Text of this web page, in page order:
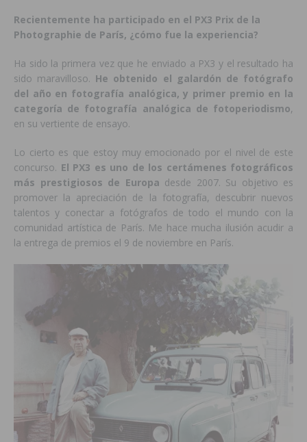
Recientemente ha participado en el PX3 Prix de la
Photographie de París, ¿cómo fue la experiencia?
Ha sido la primera vez que he enviado a PX3 y el resultado ha
sido maravilloso. He obtenido el galardón de fotógrafo
del año en fotografía analógica, y primer premio en la
categoría de fotografía analógica de fotoperiodismo,
en su vertiente de ensayo.
Lo cierto es que estoy muy emocionado por el nivel de este
concurso. El PX3 es uno de los certámenes fotográficos
más prestigiosos de Europa desde 2007. Su objetivo es
promover la apreciación de la fotografía, descubrir nuevos
talentos y conectar a fotógrafos de todo el mundo con la
comunidad artística de París. Me hace mucha ilusión acudir a
la entrega de premios el 9 de noviembre en París.